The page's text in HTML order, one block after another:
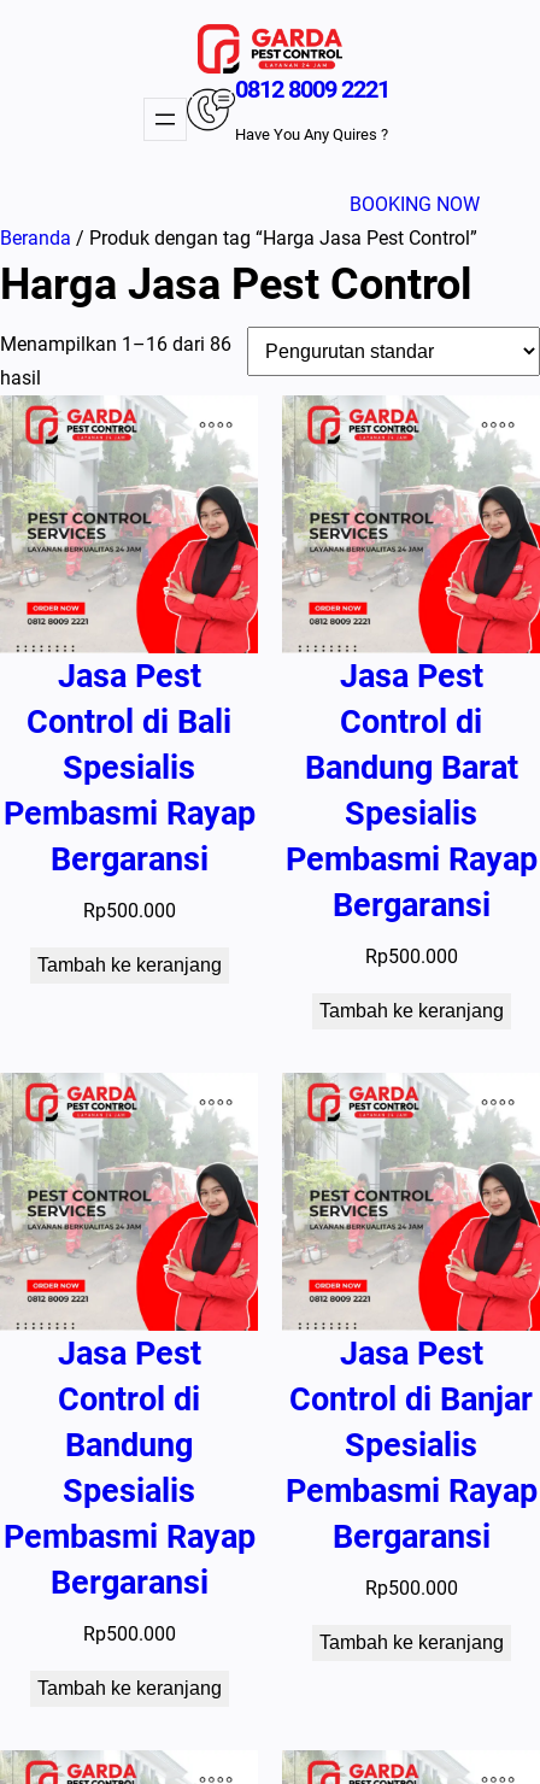
0812 8009 2221
Have You Any Quires ?
BOOKING NOW
Beranda / Produk dengan tag “Harga Jasa Pest Control”
Harga Jasa Pest Control
Menampilkan 1–16 dari 86
hasil
Jasa Pest
Control di Bali
Spesialis
Pembasmi Rayap
Bergaransi
Rp500.000
Tambah ke keranjang
Jasa Pest
Control di
Bandung Barat
Spesialis
Pembasmi Rayap
Bergaransi
Rp500.000
Tambah ke keranjang
Jasa Pest
Control di
Bandung
Spesialis
Pembasmi Rayap
Bergaransi
Rp500.000
Tambah ke keranjang
Jasa Pest
Control di Banjar
Spesialis
Pembasmi Rayap
Bergaransi
Rp500.000
Tambah ke keranjang